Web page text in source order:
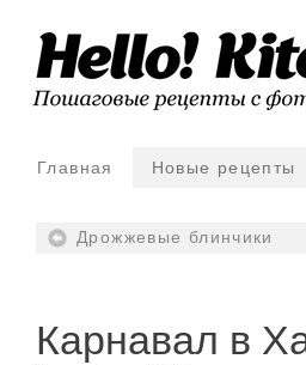
Главная Новые рецепты
Дрожжевые блинчики
Карнавал в